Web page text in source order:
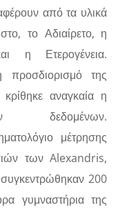
από τα υλικά
το Αδιαίρετο, η
η Ετερογένεια.
της
αναγκαία η
δεδομένων.
μέτρησης
των Alexandris,
200
γυμναστήρια της